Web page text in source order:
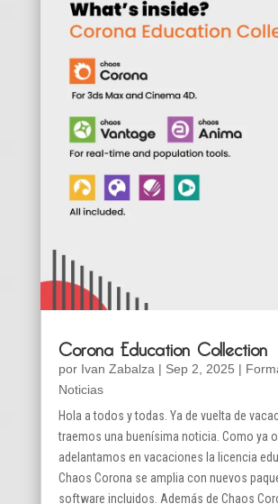
Corona Education Collection
por Ivan Zabalza | Sep 2, 2025 |
Noticias
Hola a todos y todas. Ya de vuelta de
traemos una buenísima noticia. Como ya
adelantamos en vacaciones la licencia
Chaos Corona se amplia con nuevos
software incluidos. Además de Chaos